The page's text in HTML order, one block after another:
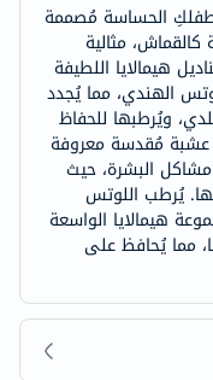
طفلكِ الحساسة مُصممة
مثالية
هيمالايا اللطيفة
الهندي، مما يُجدد
ويُرطبها للحفاظ
عشبة مُقدسة معروفة
البشرة، حيث
يُرطب اللوتس
هيمالايا الواسعة
مما يُحافظ على